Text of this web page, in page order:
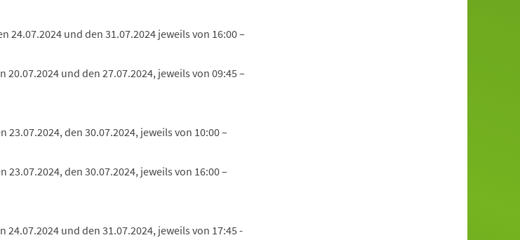
24.07.2024 und den 31.07.2024 jeweils von 16:00 –
20.07.2024 und den 27.07.2024, jeweils von 09:45 –
23.07.2024, den 30.07.2024, jeweils von 10:00 –
23.07.2024, den 30.07.2024, jeweils von 16:00 –
24.07.2024 und den 31.07.2024, jeweils von 17:45 -